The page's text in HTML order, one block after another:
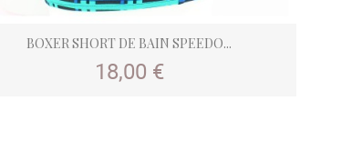
BOXER SHORT DE BAIN SPEEDO...
Prix
18,00 €